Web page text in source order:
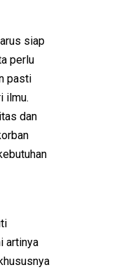
siap
perlu
pasti
ilmu.
dan
artinya